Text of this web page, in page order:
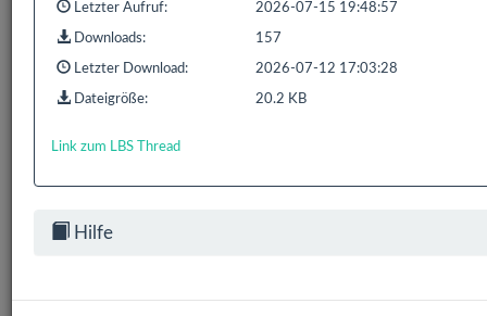
Bereits319.172Downloads mit593.9 GB gezählt seit:
16.02.2016 | Letzter Download: 06.08.2026 19:14:44
Liste Alle Liste HS/FS Liste EDOMI
Letzter Aufruf: 2026-07-15 19:48:57
Downloads: 157
Letzter Download: 2026-07-12 17:03:28
Dateigröße: 20.2 KB
Link zum LBS Thread
Hilfe